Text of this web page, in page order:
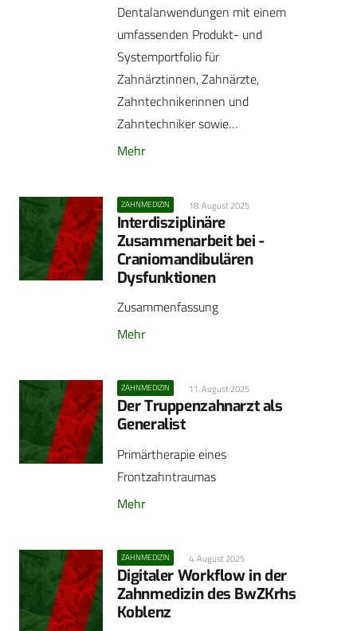
Dentalanwendungen mit einem
umfassenden Produkt- und
Systemportfolio für
Zahnärztinnen, Zahnärzte,
Zahntechnikerinnen und
Zahntechniker sowie…
Mehr
ZAHNMEDIZIN 18. August 2025
Interdisziplinäre
Zusammenarbeit bei ­
Craniomandibulären
Dysfunktionen
Zusammenfassung
Mehr
ZAHNMEDIZIN 11. August 2025
Der Truppenzahnarzt als
Generalist
Primärtherapie eines
Frontzahntraumas
Mehr
ZAHNMEDIZIN 4. August 2025
Digitaler Workflow in der
Zahnmedizin des BwZKrhs
Koblenz